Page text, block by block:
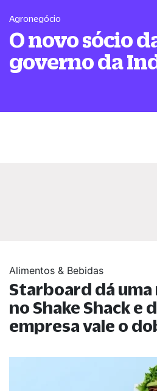
Agronegócio
O novo sócio
governo da
Alimentos & Bebidas
Starboard dá
no Shake Shack e
empresa vale o